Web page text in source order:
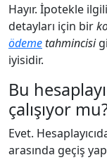
Hayır. İpotekle
detayları için bir
ödemetahmincisi
iyisidir.
Bu
çalışıyor
Evet.
arasında geçiş